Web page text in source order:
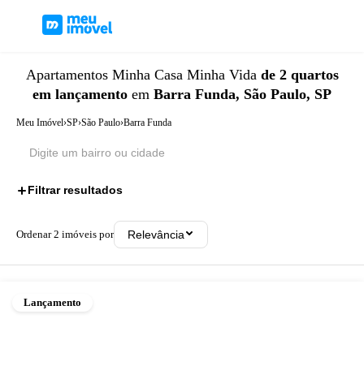
Apartamentos Minha Casa Minha Vida de 2 quartos
em lançamento em Barra Funda, São Paulo, SP
Meu Imóvel›SP›São Paulo›Barra Funda
Filtrar resultados
Ordenar2 imóveis por Relevância
Lançamento